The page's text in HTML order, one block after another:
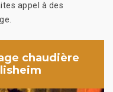
appel à des
chaudière